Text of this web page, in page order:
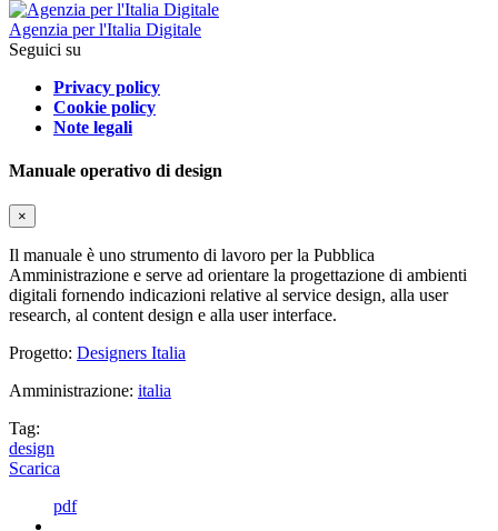
Agenzia per l'Italia Digitale
Seguici su
Privacy policy
Cookie policy
Note legali
Manuale operativo di design
×
Il manuale è uno strumento di lavoro per la Pubblica
Amministrazione e serve ad orientare la progettazione di ambienti
digitali fornendo indicazioni relative al service design, alla user
research, al content design e alla user interface.
Progetto: Designers Italia
Amministrazione: italia
Tag:
design
Scarica
pdf